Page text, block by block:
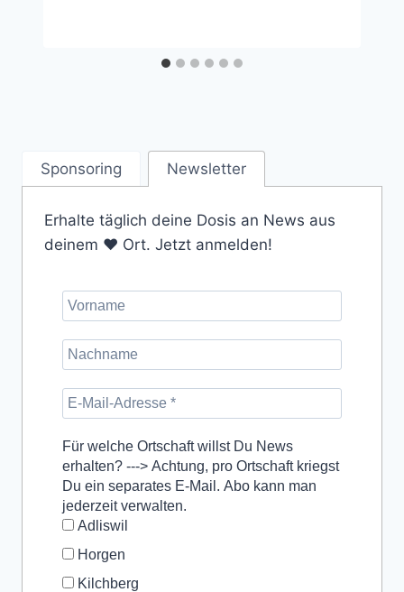
Sponsoring Newsletter
Erhalte täglich deine Dosis an News aus
deinem ❤️ Ort. Jetzt anmelden!
Für welche Ortschaft willst Du News
erhalten? ---> Achtung, pro Ortschaft kriegst
Du ein separates E-Mail. Abo kann man
jederzeit verwalten.
Adliswil
Horgen
Kilchberg